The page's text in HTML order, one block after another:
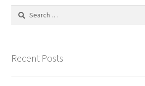
Search
Recent Posts